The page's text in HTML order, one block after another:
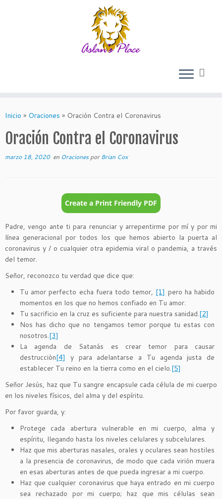
toInicio » Oraciones » Oración Contra el Coronavirus
Oración Contra el Coronavirus
marzo 18, 2020en OracionesporBrian Cox
Padre, vengo ante ti para renunciar y arrepentirme por mí y por mi
línea generacional por todos los que hemos abierto la puerta al
coronavirus y / o cualquier otra epidemia viral o pandemia, a través
del temor.
Señor, reconozco tu verdad que dice que:
Tu amor perfecto echa fuera todo temor, [1] pero ha habido
momentos en los que no hemos confiado en Tu amor.
Tu sacrificio en la cruz es suficiente para nuestra sanidad.[2]
Nos has dicho que no tengamos temor porque tu estas con
nosotros.[3]
La agenda de Satanás es crear temor para causar
destrucción[4] y para adelantarse a Tu agenda justa de
establecer Tu reino en la tierra como en el cielo.[5]
Señor Jesús, haz que Tu sangre encapsule cada célula de mi cuerpo
en los niveles físicos, del alma y del espíritu.
Por favor guarda, y:
Protege cada abertura vulnerable en mi cuerpo, alma y
espíritu, llegando hasta los niveles celulares y subcelulares.
Haz que mis aberturas nasales, orales y oculares sean hostiles
a la presencia de coronavirus, de modo que cada virión muera
en esas aberturas antes de que pueda ingresar a mi cuerpo.
Haz que cualquier coronavirus que haya entrado en mi cuerpo
sea rechazado por mi cuerpo; haz que mis células sean